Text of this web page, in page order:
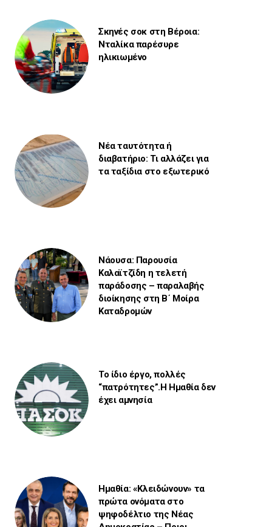
Σκηνές σοκ στη Βέροια:
Νταλίκα παρέσυρε
ηλικιωμένο
Νέα ταυτότητα ή
διαβατήριο: Τι αλλάζει για
τα ταξίδια στο εξωτερικό
Νάουσα: Παρουσία
Καλαϊτζίδη η τελετή
παράδοσης – παραλαβής
διοίκησης στη Β΄ Μοίρα
Καταδρομών
Το ίδιο έργο, πολλές
“πατρότητες”.Η Ημαθία δεν
έχει αμνησία
Ημαθία: «Κλειδώνουν» τα
πρώτα ονόματα στο
ψηφοδέλτιο της Νέας